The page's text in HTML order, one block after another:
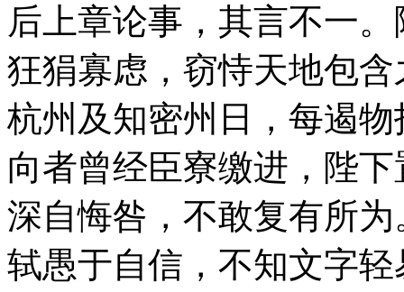
后上章论事，其言不一
狂狷寡虑，窃恃天地包
杭州及知密州日，每遏
向者曾经臣寮缴进，陛
深自悔咎，不敢复有所
轼愚于自信，不知文字